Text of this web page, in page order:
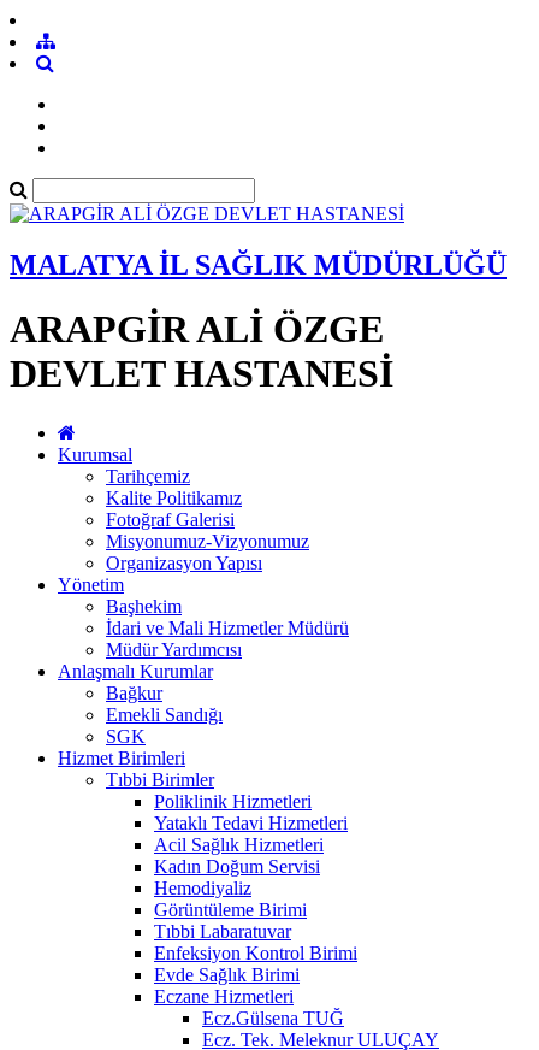
MALATYA İL SAĞLIK MÜDÜRLÜĞÜ
ARAPGİR ALİ ÖZGE
DEVLET HASTANESİ
Kurumsal
Tarihçemiz
Kalite Politikamız
Fotoğraf Galerisi
Misyonumuz-Vizyonumuz
Organizasyon Yapısı
Yönetim
Başhekim
İdari ve Mali Hizmetler Müdürü
Müdür Yardımcısı
Anlaşmalı Kurumlar
Bağkur
Emekli Sandığı
SGK
Hizmet Birimleri
Tıbbi Birimler
Poliklinik Hizmetleri
Yataklı Tedavi Hizmetleri
Acil Sağlık Hizmetleri
Kadın Doğum Servisi
Hemodiyaliz
Görüntüleme Birimi
Tıbbi Labaratuvar
Enfeksiyon Kontrol Birimi
Evde Sağlık Birimi
Eczane Hizmetleri
Ecz.Gülsena TUĞ
Ecz. Tek. Meleknur ULUÇAY